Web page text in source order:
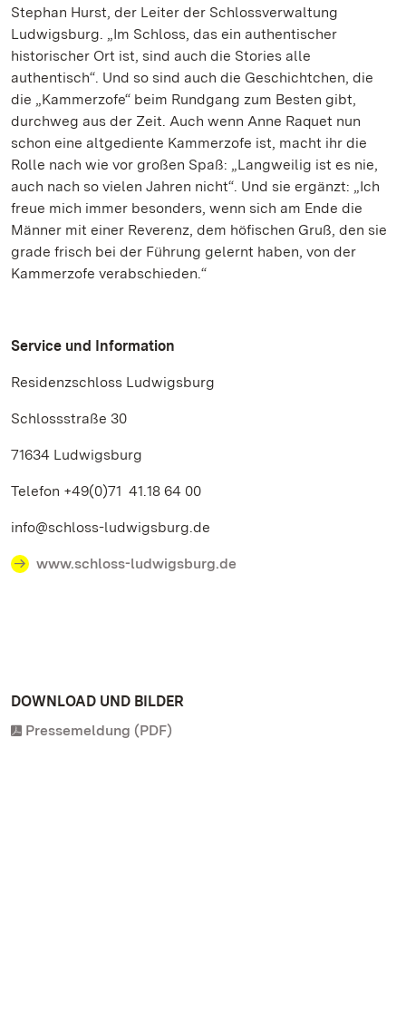
Stephan Hurst, der Leiter der Schlossverwaltung
Ludwigsburg. „Im Schloss, das ein authentischer
historischer Ort ist, sind auch die Stories alle
authentisch“. Und so sind auch die Geschichtchen, die
die „Kammerzofe“ beim Rundgang zum Besten gibt,
durchweg aus der Zeit. Auch wenn Anne Raquet nun
schon eine altgediente Kammerzofe ist, macht ihr die
Rolle nach wie vor großen Spaß: „Langweilig ist es nie,
auch nach so vielen Jahren nicht“. Und sie ergänzt: „Ich
freue mich immer besonders, wenn sich am Ende die
Männer mit einer Reverenz, dem höfischen Gruß, den sie
grade frisch bei der Führung gelernt haben, von der
Kammerzofe verabschieden.“
Service und Information
Residenzschloss Ludwigsburg
Schlossstraße 30
71634 Ludwigsburg
Telefon +49(0)71 41.18 64 00
info@schloss-ludwigsburg.de
www.schloss-ludwigsburg.de
DOWNLOAD UND BILDER
Pressemeldung (PDF)